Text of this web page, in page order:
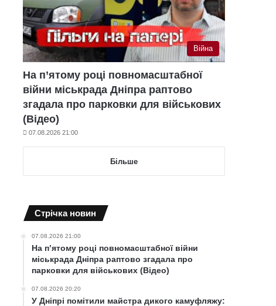
Війна
На п’ятому році повномасштабної
війни міськрада Дніпра раптово
згадала про парковки для військових
(Відео)
07.08.2026 21:00
Більше
Cтрічка новин
07.08.2026 21:00
На п’ятому році повномасштабної війни
міськрада Дніпра раптово згадала про
парковки для військових (Відео)
07.08.2026 20:20
У Дніпрі помітили майстра дикого камуфляжу: